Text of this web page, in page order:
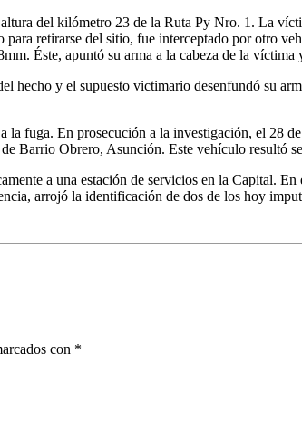
del kilómetro 23 de la Ruta Py Nro. 1. La
retirarse del sitio, fue interceptado por otro
Éste, apuntó su arma a la cabeza de la
hecho y el supuesto victimario desenfundó su
fuga. En prosecución a la investigación, el 28
Barrio Obrero, Asunción. Este vehículo resultó
a una estación de servicios en la Capital.
arrojó la identificación de dos de los hoy
con *